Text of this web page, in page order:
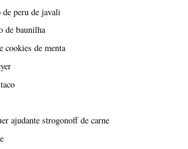
peru de javali
de baunilha
cookies de menta
ajudante strogonoff de carne